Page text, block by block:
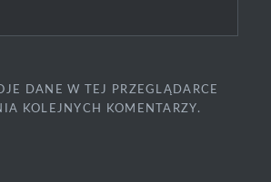
DANE W TEJ PRZEGLĄDARCE
KOLEJNYCH KOMENTARZY.